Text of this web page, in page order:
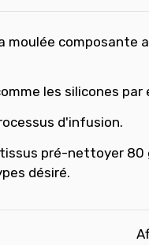
composante
les silicones
d'infusion.
pré-nettoyer 80
désiré.